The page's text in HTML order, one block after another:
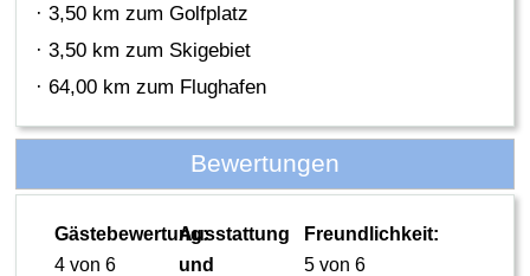
· 3,50 km zum Golfplatz
· 3,50 km zum Skigebiet
· 64,00 km zum Flughafen
Bewertungen
Gästebewertung:
4 von 6
Ausstattung
und
Freundlichkeit:
5 von 6